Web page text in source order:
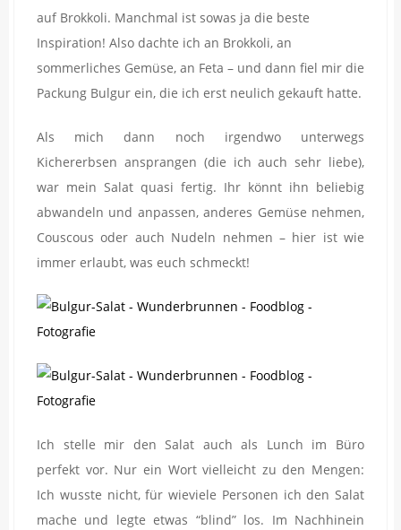
auf Brokkoli. Manchmal ist sowas ja die beste
Inspiration! Also dachte ich an Brokkoli, an
sommerliches Gemüse, an Feta – und dann fiel mir die
Packung Bulgur ein, die ich erst neulich gekauft hatte.
Als mich dann noch irgendwo unterwegs
Kichererbsen ansprangen (die ich auch sehr liebe),
war mein Salat quasi fertig. Ihr könnt ihn beliebig
abwandeln und anpassen, anderes Gemüse nehmen,
Couscous oder auch Nudeln nehmen – hier ist wie
immer erlaubt, was euch schmeckt!
Ich stelle mir den Salat auch als Lunch im Büro
perfekt vor. Nur ein Wort vielleicht zu den Mengen:
Ich wusste nicht, für wieviele Personen ich den Salat
mache und legte etwas “blind” los. Im Nachhinein